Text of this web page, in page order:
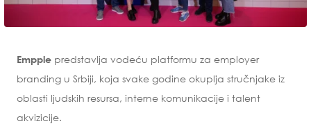
Empple predstavlja vodeću platformu za employer
branding u Srbiji, koja svake godine okuplja stručnjake iz
oblasti ljudskih resursa, interne komunikacije i talent
akvizicije.